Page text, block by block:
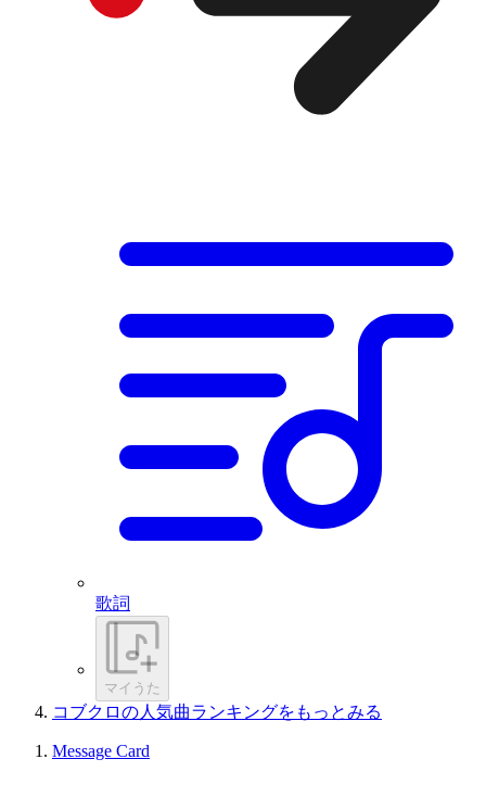
歌詞
マイうた
コブクロの人気曲ランキングをもっとみる
Message Card